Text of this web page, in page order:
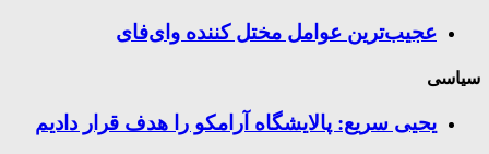
عجیب‌ترین عوامل مختل کننده وای‌فای
سیاسی
یحیی سریع: پالایشگاه آرامکو را هدف قرار دادیم